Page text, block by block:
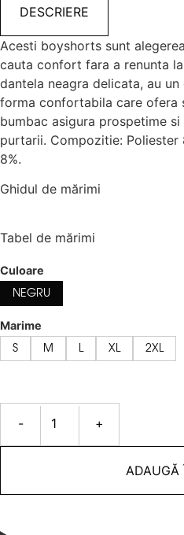
DESCRIERE
Acesti boyshorts sunt
cauta confort fara a renunta
dantela neagra delicata, au
forma confortabila care ofera
bumbac asigura prospetime
purtarii. Compozitie: Poliester
8%.
Ghidul de mărimi
Tabel de mărimi
Culoare
NEGRU
Marime
S M XL 2XL
- +
ADAUGĂ